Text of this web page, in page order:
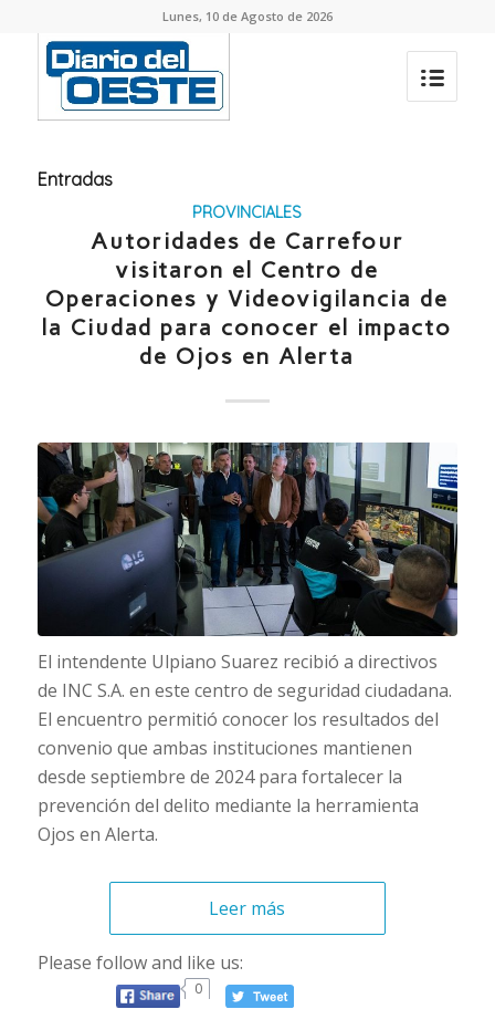
Lunes, 10 de Agosto de 2026
Entradas
PROVINCIALES
Autoridades de Carrefour
visitaron el Centro de
Operaciones y Videovigilancia de
la Ciudad para conocer el impacto
de Ojos en Alerta
El intendente Ulpiano Suarez recibió a directivos
de INC S.A. en este centro de seguridad ciudadana.
El encuentro permitió conocer los resultados del
convenio que ambas instituciones mantienen
desde septiembre de 2024 para fortalecer la
prevención del delito mediante la herramienta
Ojos en Alerta.
Leer más
Please follow and like us:
0